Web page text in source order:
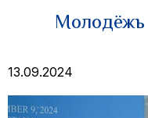
Молодёжь
13.09.2024